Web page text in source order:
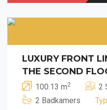
LUXURY FRONT
THE SECOND
100.13 m2
2
2 Badkamers